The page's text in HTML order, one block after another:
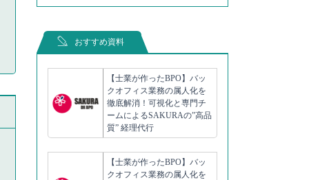
おすすめ資料
【士業が作ったBPO】バッ
クオフィス業務の属人化を
徹底解消！可視化と専門チ
ームによるSAKURAの”高品
質” 経理代行
【士業が作ったBPO】バッ
クオフィス業務の属人化を